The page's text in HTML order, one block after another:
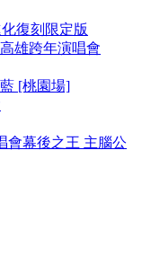
復刻限定版
雄跨年演唱會
藍 [桃園場]
會幕後之王 主腦公